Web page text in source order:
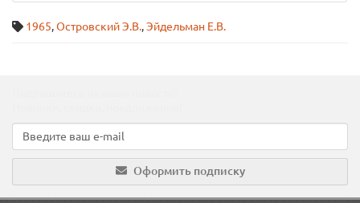
1965,Островский Э.В.,Эйдельман Е.В.
Оформить подписку